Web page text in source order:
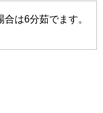
は6分茹でます。